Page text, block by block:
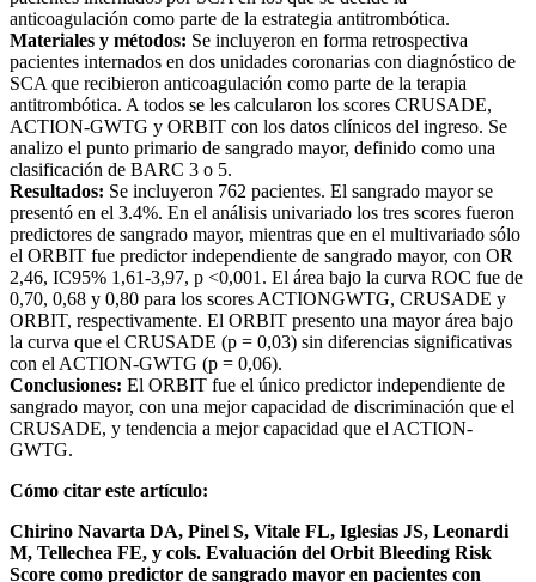
anticoagulación como parte de la estrategia antitrombótica.
Materiales y métodos: Se incluyeron en forma retrospectiva
pacientes internados en dos unidades coronarias con diagnóstico de
SCA que recibieron anticoagulación como parte de la terapia
antitrombótica. A todos se les calcularon los scores CRUSADE,
ACTION-GWTG y ORBIT con los datos clínicos del ingreso. Se
analizo el punto primario de sangrado mayor, definido como una
clasificación de BARC 3 o 5.
Resultados: Se incluyeron 762 pacientes. El sangrado mayor se
presentó en el 3.4%. En el análisis univariado los tres scores fueron
predictores de sangrado mayor, mientras que en el multivariado sólo
el ORBIT fue predictor independiente de sangrado mayor, con OR
2,46, IC95% 1,61-3,97, p <0,001. El área bajo la curva ROC fue de
0,70, 0,68 y 0,80 para los scores ACTIONGWTG, CRUSADE y
ORBIT, respectivamente. El ORBIT presento una mayor área bajo
la curva que el CRUSADE (p = 0,03) sin diferencias significativas
con el ACTION-GWTG (p = 0,06).
Conclusiones: El ORBIT fue el único predictor independiente de
sangrado mayor, con una mejor capacidad de discriminación que el
CRUSADE, y tendencia a mejor capacidad que el ACTION-
GWTG.
Cómo citar este artículo:
Chirino Navarta DA, Pinel S, Vitale FL, Iglesias JS, Leonardi
M, Tellechea FE, y cols. Evaluación del Orbit Bleeding Risk
Score como predictor de sangrado mayor en pacientes con